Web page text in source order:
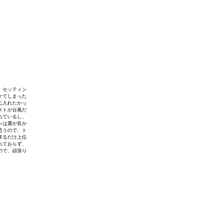
セッティン
てしまった
入れたかっ
トが台風だ
いるし、
は運が良か
うので、ト
るだけ上位
おらず、
で、頑張り